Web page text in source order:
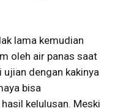
lama kemudian
oleh air panas saat
dengan kakinya
bisa
kelulusan. Meski